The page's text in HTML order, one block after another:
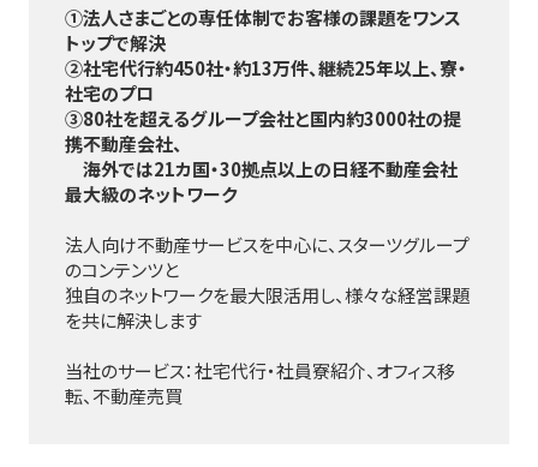
①法人さまごとの専任体制でお客様の課題をワンス
トップで解決
②社宅代行約450社・約13万件、継続25年以上、寮・
社宅のプロ
③80社を超えるグループ会社と国内約3000社の提
携不動産会社、
海外では21カ国・30拠点以上の日経不動産会社
最大級のネットワーク
法人向け不動産サービスを中心に、スターツグループ
のコンテンツと
独自のネットワークを最大限活用し、様々な経営課題
を共に解決します
当社のサービス：社宅代行・社員寮紹介、オフィス移
転、不動産売買